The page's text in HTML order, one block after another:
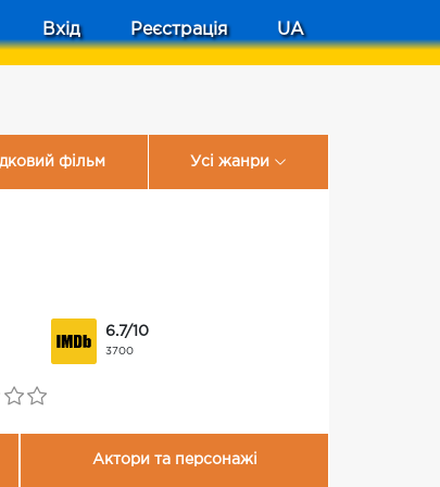
Вхід Реєстрація UA
фільм Усі жанри
6.7/10
3700
Актори та персонажі